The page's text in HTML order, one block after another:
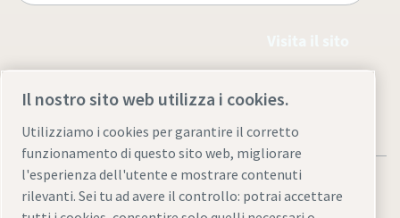
Il nostro sito web utilizza i cookies.
Utilizziamo i cookies per garantire il corretto
funzionamento di questo sito web, migliorare
l'esperienza dell'utente e mostrare contenuti
rilevanti. Sei tu ad avere il controllo: potrai accettare